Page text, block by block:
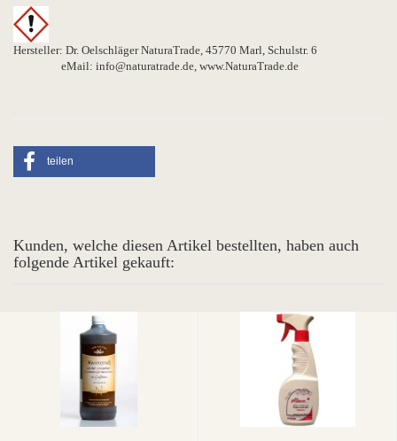
Hersteller: Dr. Oelschläger NaturaTrade, 45770 Marl, Schulstr. 6
eMail: info@naturatrade.de, www.NaturaTrade.de
teilen
Kunden, welche diesen Artikel bestellten, haben auch
folgende Artikel gekauft: